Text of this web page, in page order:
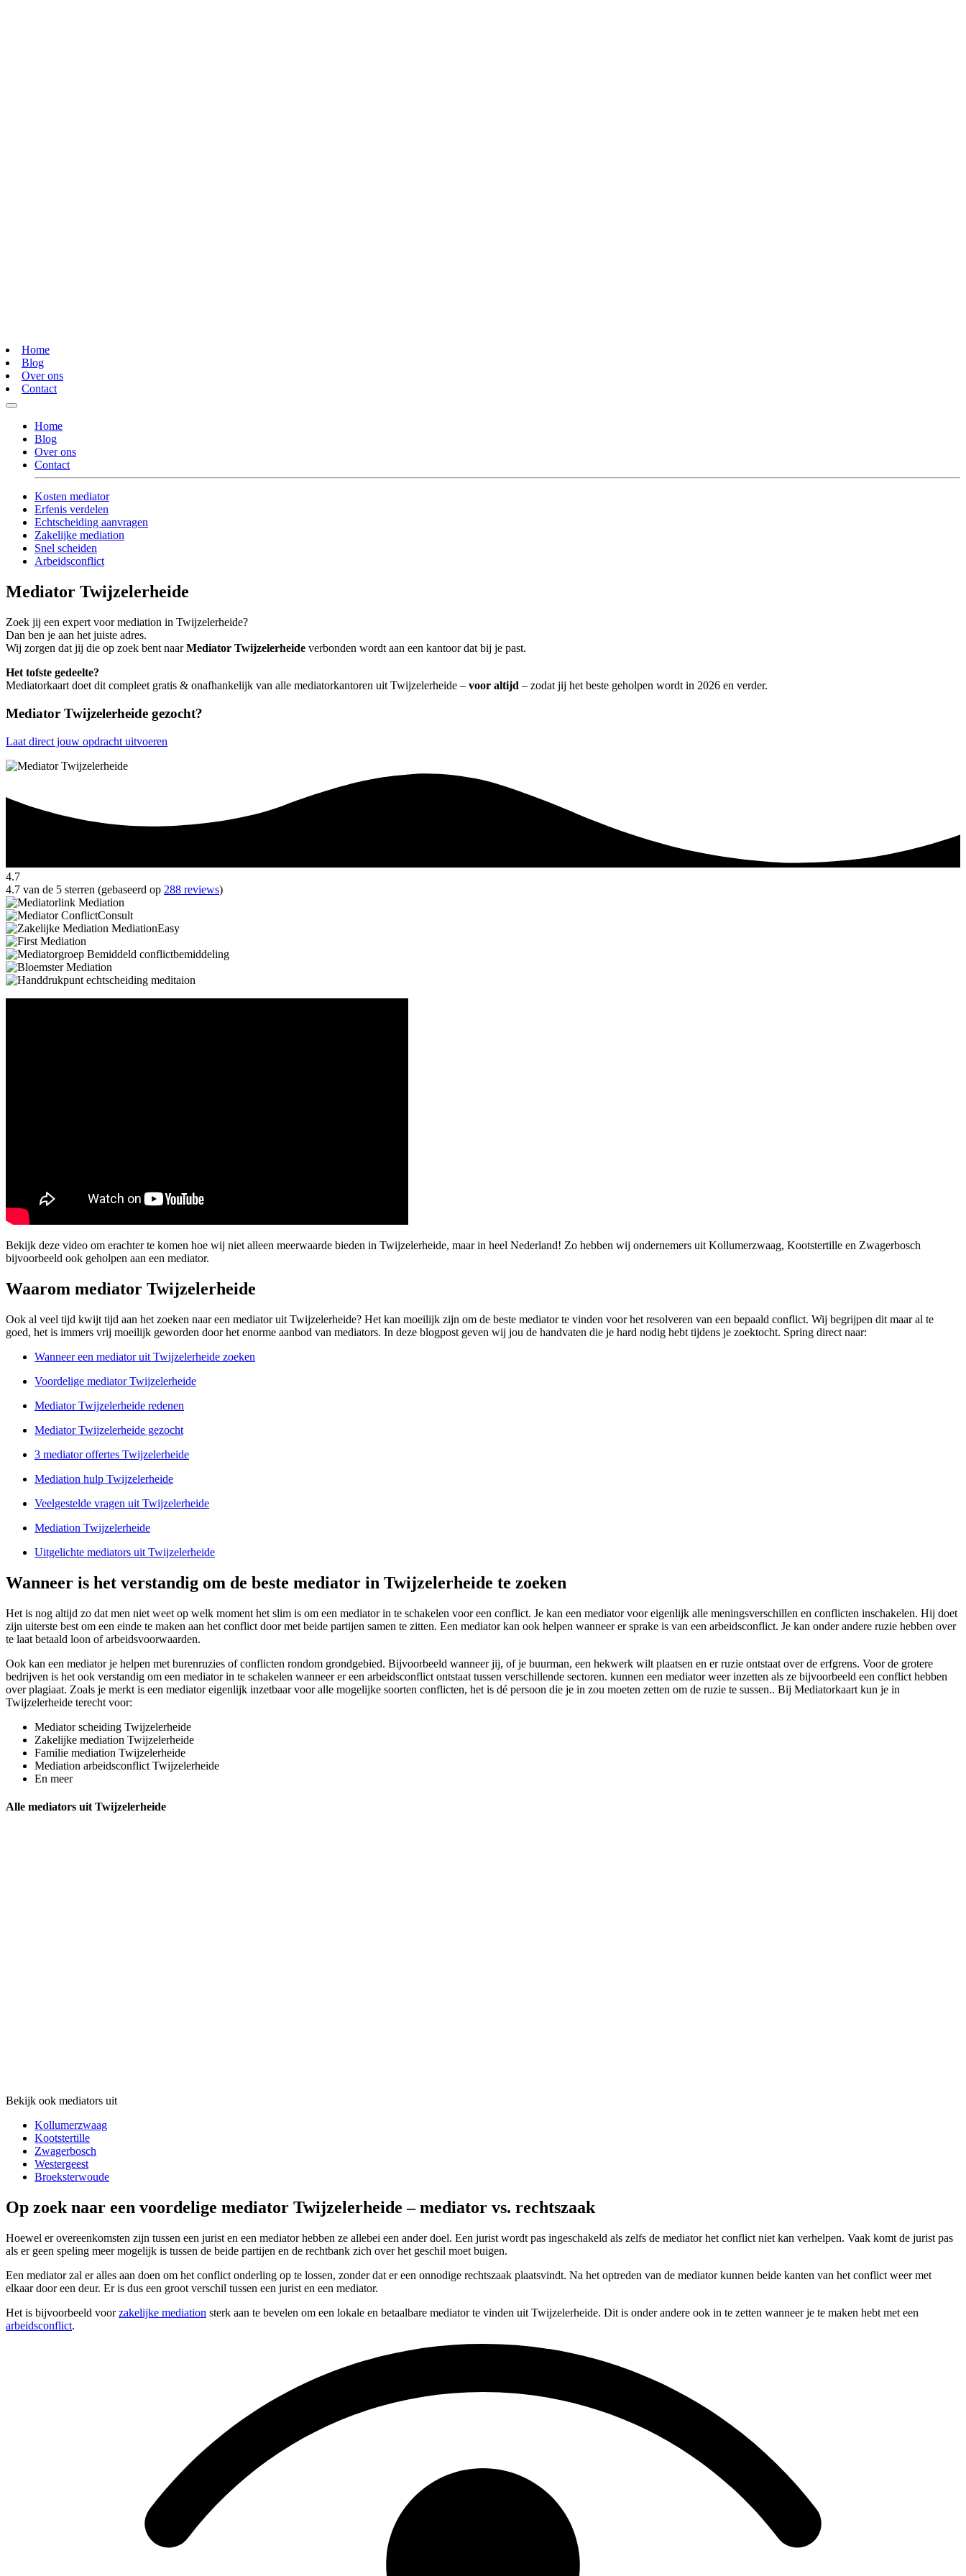
Home
Blog
Over ons
Contact
Home
Blog
Over ons
Contact
Kosten mediator
Erfenis verdelen
Echtscheiding aanvragen
Zakelijke mediation
Snel scheiden
Arbeidsconflict
Mediator Twijzelerheide
Zoek jij een expert voor mediation in Twijzelerheide?
Dan ben je aan het juiste adres.
Wij zorgen dat jij die op zoek bent naarMediator Twijzelerheide verbonden wordt aan een kantoor dat bij je past.
Het tofste gedeelte?
Mediatorkaart doet dit compleet gratis & onafhankelijk van alle mediatorkantoren uit Twijzelerheide – voor altijd – zodat jij het beste geholpen wordt in 2026 en verder.
Mediator Twijzelerheide gezocht?
Laat direct jouw opdracht uitvoeren
4.7
4.7 van de 5 sterren (gebaseerd op 288 reviews)
Bekijk deze video om erachter te komen hoe wij niet alleen meerwaarde bieden in Twijzelerheide, maar in heel Nederland! Zo hebben wij ondernemers uit Kollumerzwaag, Kootstertille en Zwagerbosch
bijvoorbeeld ook geholpen aan een mediator.
Waarom mediator Twijzelerheide
Ook al veel tijd kwijt tijd aan het zoeken naar een mediator uit Twijzelerheide? Het kan moeilijk zijn om de beste mediator te vinden voor het resolveren van een bepaald conflict. Wij begrijpen dit maar al te
goed, het is immers vrij moeilijk geworden door het enorme aanbod van mediators. In deze blogpost geven wij jou de handvaten die je hard nodig hebt tijdens je zoektocht. Spring direct naar:
Wanneer een mediator uit Twijzelerheide zoeken
Voordelige mediator Twijzelerheide
Mediator Twijzelerheide redenen
Mediator Twijzelerheide gezocht
3 mediator offertes Twijzelerheide
Mediation hulp Twijzelerheide
Veelgestelde vragen uit Twijzelerheide
Mediation Twijzelerheide
Uitgelichte mediators uit Twijzelerheide
Wanneer is het verstandig om de beste mediator in Twijzelerheide te zoeken
Het is nog altijd zo dat men niet weet op welk moment het slim is om een mediator in te schakelen voor een conflict. Je kan een mediator voor eigenlijk alle meningsverschillen en conflicten inschakelen. Hij doet
zijn uiterste best om een einde te maken aan het conflict door met beide partijen samen te zitten. Een mediator kan ook helpen wanneer er sprake is van een arbeidsconflict. Je kan onder andere ruzie hebben over
te laat betaald loon of arbeidsvoorwaarden.
Ook kan een mediator je helpen met burenruzies of conflicten rondom grondgebied. Bijvoorbeeld wanneer jij, of je buurman, een hekwerk wilt plaatsen en er ruzie ontstaat over de erfgrens. Voor de grotere
bedrijven is het ook verstandig om een mediator in te schakelen wanneer er een arbeidsconflict ontstaat tussen verschillende sectoren. kunnen een mediator weer inzetten als ze bijvoorbeeld een conflict hebben
over plagiaat. Zoals je merkt is een mediator eigenlijk inzetbaar voor alle mogelijke soorten conflicten, het is dé persoon die je in zou moeten zetten om de ruzie te sussen.. Bij Mediatorkaart kun je in
Twijzelerheide terecht voor:
Mediator scheiding Twijzelerheide
Zakelijke mediation Twijzelerheide
Familie mediation Twijzelerheide
Mediation arbeidsconflict Twijzelerheide
En meer
Alle mediators uit Twijzelerheide
Bekijk ook mediators uit
Kollumerzwaag
Kootstertille
Zwagerbosch
Westergeest
Broeksterwoude
Op zoek naar een voordelige mediator Twijzelerheide – mediator vs. rechtszaak
Hoewel er overeenkomsten zijn tussen een jurist en een mediator hebben ze allebei een ander doel. Een jurist wordt pas ingeschakeld als zelfs de mediator het conflict niet kan verhelpen. Vaak komt de jurist pas
als er geen speling meer mogelijk is tussen de beide partijen en de rechtbank zich over het geschil moet buigen.
Een mediator zal er alles aan doen om het conflict onderling op te lossen, zonder dat er een onnodige rechtszaak plaatsvindt. Na het optreden van de mediator kunnen beide kanten van het conflict weer met
elkaar door een deur. Er is dus een groot verschil tussen een jurist en een mediator.
Het is bijvoorbeeld voorzakelijke mediation sterk aan te bevelen om een lokale en betaalbare mediator te vinden uit Twijzelerheide. Dit is onder andere ook in te zetten wanneer je te maken hebt met een
arbeidsconflict.